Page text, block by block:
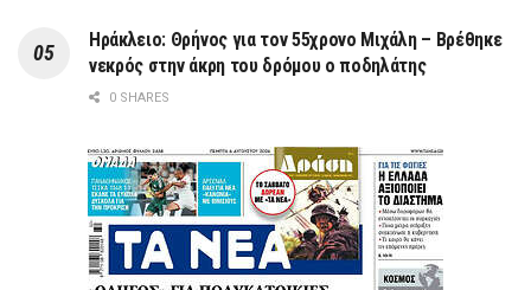
Ηράκλειο: Θρήνος για τον 55χρονο Μιχάλη – Βρέθηκε
νεκρός στην άκρη του δρόμου ο ποδηλάτης
0 SHARES